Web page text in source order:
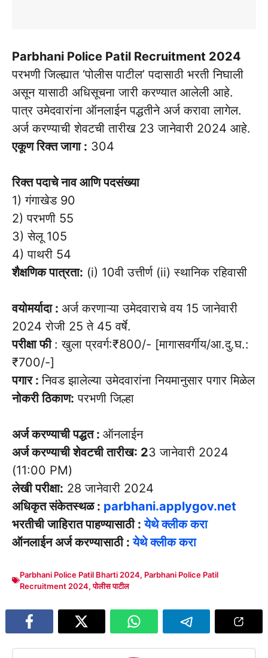
Parbhani Police Patil Recruitment 2024
परभणी जिल्ह्यात ‘पोलीस पाटील’ पदासाठी भरती निघाली
असून यासाठी अधिसूचना जारी करण्यात आलेली आहे.
पात्र उमेदवारांना ऑनलाईन पद्धतीने अर्ज करावा लागेल.
अर्ज करण्याची शेवटची तारीख 23 जानेवारी 2024 आहे.
एकूण रिक्त जागा : 304
रिक्त पदाचे नाव आणि पदसंख्या
1) गंगाखेड 90
2) परभणी 55
3) सेलू 105
4) पाथरी 54
शैक्षणिक पात्रता: (i) 10वी उत्तीर्ण (ii) स्थानिक रहिवासी
वयोमर्यादा : अर्ज करणाऱ्या उमेदवाराचे वय 15 जानेवारी
2024 रोजी 25 ते 45 वर्षे.
परीक्षा फी : खुला प्रवर्ग:₹800/- [मागासवर्गीय/आ.दु.घ.:
₹700/-]
पगार :निवड झालेल्या उमेदवारांना नियमानुसार पगार मिळेल
नोकरी ठिकाण: परभणी जिल्हा
अर्ज करण्याची पद्धत : ऑनलाईन
अर्ज करण्याची शेवटची तारीख: 23 जानेवारी 2024
(11:00 PM)
लेखी परीक्षा: 28 जानेवारी 2024
अधिकृत संकेतस्थळ : parbhani.applygov.net
भरतीची जाहिरात पाहण्यासाठी :येथे क्लीक करा
ऑनलाईन अर्ज करण्यासाठी :येथे क्लीक करा
Parbhani Police Patil Bharti 2024, Parbhani Police Patil
Recruitment 2024,पोलीस पाटील